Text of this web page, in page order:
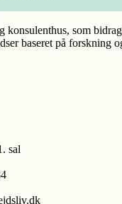
konsulenthus, som
baseret på forskning
sal